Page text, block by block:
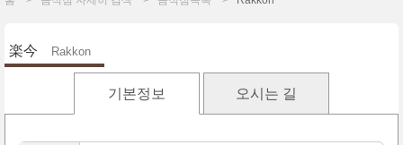
楽今 Rakkon
기본정보 오시는 길